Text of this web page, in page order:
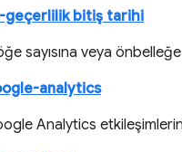
geçerlilik bitiş tarihi
sayısına veya
analytics
Analytics